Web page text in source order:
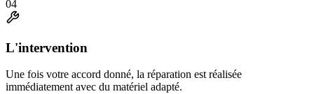
04
L'intervention
Une fois votre accord donné, la réparation est réalisée
immédiatement avec du matériel adapté.